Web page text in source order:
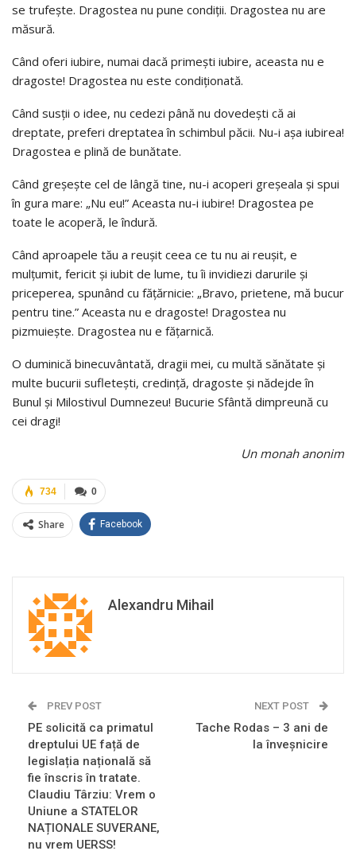
se trufește. Dragostea nu pune condiții. Dragostea nu are
măsură.
Când oferi iubire, numai dacă primești iubire, aceasta nu e
dragoste! Dragostea nu este condiționată.
Când susții o idee, nu cedezi până nu dovedești că ai
dreptate, preferi dreptatea în schimbul păcii. Nu-i așa iubirea!
Dragostea e plină de bunătate.
Când greșește cel de lângă tine, nu-i acoperi greșeala și spui
în gura mare: „Nu eu!” Aceasta nu-i iubire! Dragostea pe
toate le acoperă, le îndură.
Când aproapele tău a reușit ceea ce tu nu ai reușit, e
mulțumit, fericit și iubit de lume, tu îi invidiezi darurile și
priceperea, spunând cu fățărnicie: „Bravo, prietene, mă bucur
pentru tine.” Aceasta nu e dragoste! Dragostea nu
pizmuiește. Dragostea nu e fățarnică.
O duminică binecuvântată, dragii mei, cu multă sănătate și
multe bucurii sufletești, credință, dragoste și nădejde în
Bunul și Milostivul Dumnezeu! Bucurie Sfântă dimpreună cu
cei dragi!
Un monah anonim
0
734
Share Facebook
Alexandru Mihail
PREV POST
PE solicită ca primatul
dreptului UE față de
legislația națională să
fie înscris în tratate.
Claudiu Târziu: Vrem o
Uniune a STATELOR
NAȚIONALE SUVERANE,
nu vrem UERSS!
NEXT POST
Tache Rodas – 3 ani de
la înveșnicire